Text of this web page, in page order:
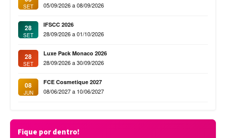
SET 05/09/2026 a 08/09/2026
28
SET
IFSCC 2026
28/09/2026 a 01/10/2026
28
SET
Luxe Pack Monaco 2026
28/09/2026 a 30/09/2026
08
JUN
FCE Cosmetique 2027
08/06/2027 a 10/06/2027
Fique por dentro!